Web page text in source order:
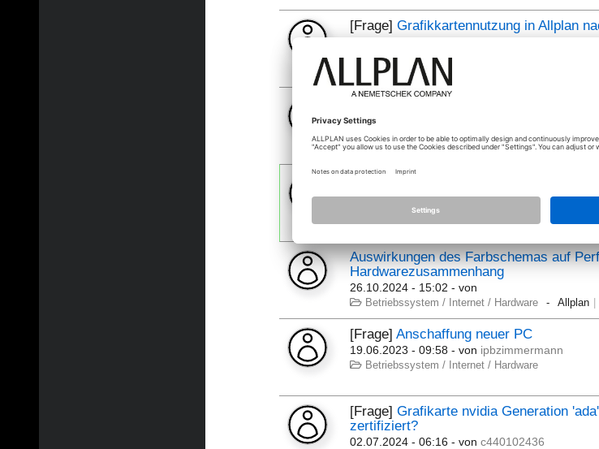
[Frage]Grafikkartennutzung in Allplan
Betriebssystem / Internet / Hardware
03.12.2024 - 09:46
Betriebssystem / Internet / Hardware
[Frage] Bildschirm flackert bei Allplan-
13.11.2024 - 07:57- vonipbzimmermann
Betriebssystem / Internet / Hardware
Auswirkungen des Farbschemas auf
Hardwarezusammenhang
26.10.2024 - 15:02 - von
Betriebssystem / Internet / Hardware Allplan
[Frage]Anschaffung neuer PC
19.06.2023 - 09:58 - von ipbzimmermann
Betriebssystem / Internet / Hardware
[Frage]Grafikarte nvidia Generation
zertifiziert?
02.07.2024 - 06:16 - vonc440102436